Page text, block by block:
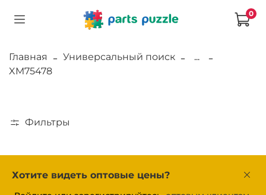
0
Главная Универсальный поиск
...
XM75478
Фильтры
Хотите видеть оптовые цены?